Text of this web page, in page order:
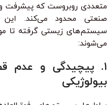
متعددی روبروست که پیشرفت
صنعتی محدود می‌کند.
سیستم‌های زیستی گرفته تا
می‌شوند:
۱. پیچیدگی و عدم
بیولوژیکی